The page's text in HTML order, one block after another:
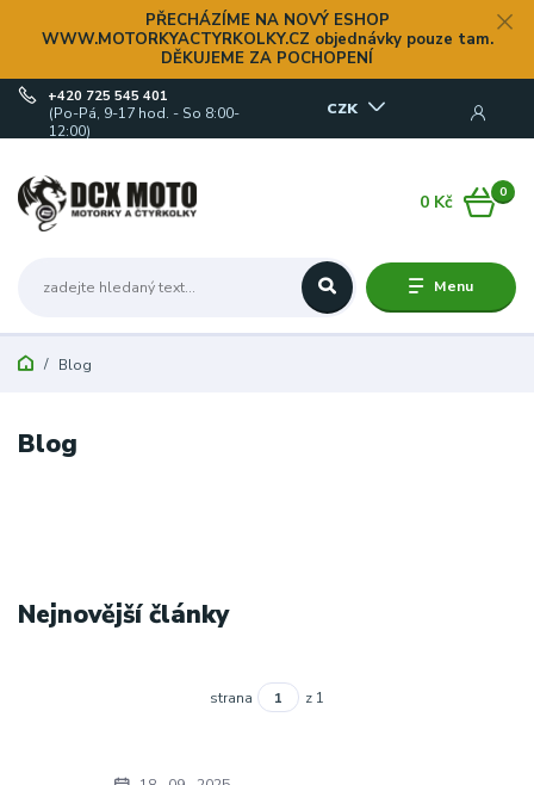
PŘECHÁZÍME NA NOVÝ ESHOP
WWW.MOTORKYACTYRKOLKY.CZ objednávky pouze tam.
DĚKUJEME ZA POCHOPENÍ
Menu
CZK
+420 725 545 401
(Po-Pá, 9-17 hod. - So 8:00-
12:00)
0
0 Kč
Blog
Blog
Nejnovější články
strana z 1